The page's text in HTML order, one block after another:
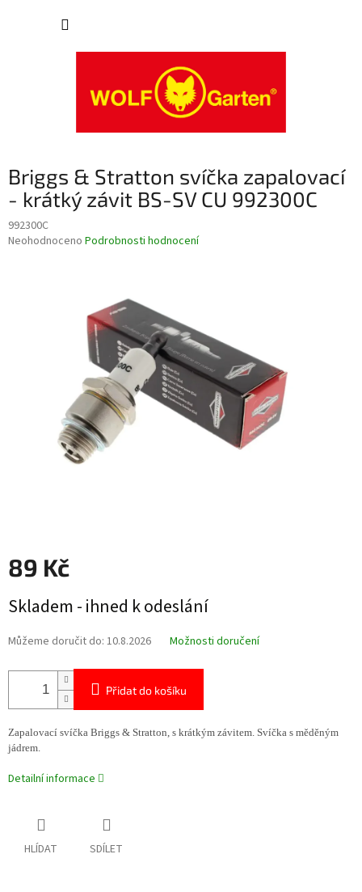
Briggs & Stratton svíčka zapalovací
- krátký závit BS-SV CU 992300C
992300C
Průměrné
Neohodnoceno Podrobnosti hodnocení
89 Kč
cena:
Skladem - ihned k odeslání
Můžeme doručit do: 10.8.2026 Možnosti doručení
Přidat do košíku
Zapalovací svíčka Briggs & Stratton, s krátkým závitem. Svíčka s měděným
jádrem.
Detailní informace
HLÍDAT SDÍLET